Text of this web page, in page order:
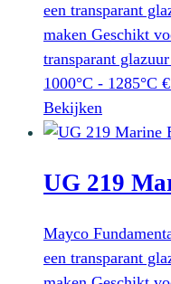
een transparant
maken Geschikt
transparant
1000°C - 1285°C €
Bekijken
UG 219
Mayco
een transparant